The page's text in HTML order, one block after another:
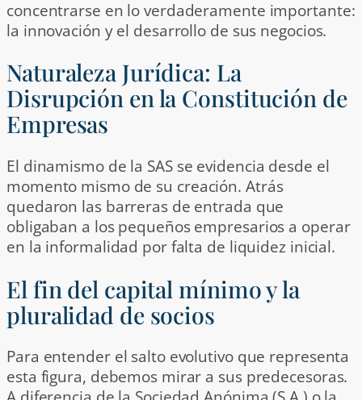
concentrarse en lo verdaderamente importante:
la innovación y el desarrollo de sus negocios.
Naturaleza Jurídica: La
Disrupción en la Constitución de
Empresas
El dinamismo de la SAS se evidencia desde el
momento mismo de su creación. Atrás
quedaron las barreras de entrada que
obligaban a los pequeños empresarios a operar
en la informalidad por falta de liquidez inicial.
El fin del capital mínimo y la
pluralidad de socios
Para entender el salto evolutivo que representa
esta figura, debemos mirar a sus predecesoras.